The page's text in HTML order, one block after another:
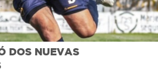
DOS NUEVAS